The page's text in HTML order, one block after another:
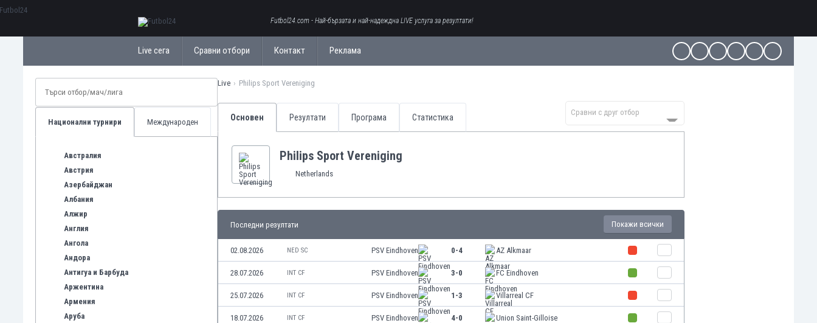
Futbol24.com - Най-бързата и най-надеждна LIVE услуга за резултати!
Live сега Сравни отбори Контакт Реклама
Национални турнири Международен
Австралия
Австрия
Азербайджан
Албания
Алжир
Англия
Ангола
Андора
Антигуа и Барбуда
Аржентина
Армения
Аруба
Live Philips Sport Vereniging
Основен Резултати Програма Статистика
Сравни с друг отбор
Philips Sport Vereniging
Netherlands
Последни резултати Покажи всички
02.08.2026 NED SC PSV Eindhoven 0-4 AZ Alkmaar
28.07.2026 INT CF PSV Eindhoven 3-0 FC Eindhoven
25.07.2026 INT CF PSV Eindhoven 1-3 Villarreal CF
18.07.2026 INT CF PSV Eindhoven 4-0 Union Saint-Gilloise